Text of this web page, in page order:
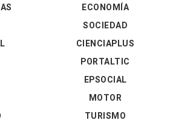
ECONOMÍA
SOCIEDAD
CIENCIAPLUS
PORTALTIC
EPSOCIAL
MOTOR
TURISMO